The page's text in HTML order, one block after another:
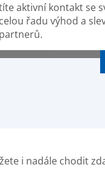
aktivní kontakt se
řadu výhod a
i nadále chodit